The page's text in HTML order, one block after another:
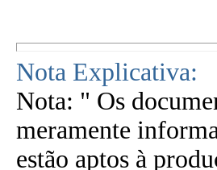
Nota Explicativa:
Nota: " Os
meramente
estão aptos à